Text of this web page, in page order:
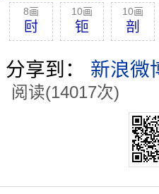
8画
尀
10画
钷
10画
剖
分享到： 新浪微
阅读(14017次)